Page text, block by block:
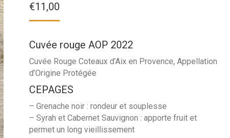
€11,00
Cuvée rouge AOP 2022
Cuvée Rouge Coteaux d’Aix en Provence, Appellation
d’Origine Protégée
CEPAGES
– Grenache noir : rondeur et souplesse
– Syrah et Cabernet Sauvignon : apporte fruit et
permet un long vieillissement